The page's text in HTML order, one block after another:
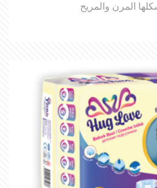
المرن والمريح